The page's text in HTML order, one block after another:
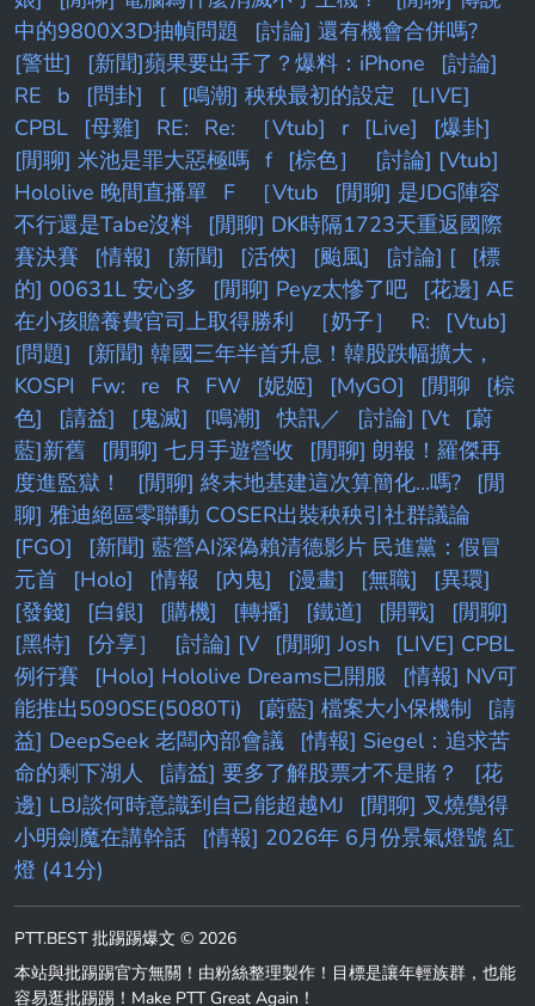
中的9800X3D抽幀問題
[討論] 還有機會合併嗎?
[警世]
[新聞]蘋果要出手了？爆料：iPhone
[討論]
RE
b [問卦] [ [鳴潮] 秧秧最初的設定
[LIVE]
CPBL
[母雞] RE: Re: ［Vtub] r [Live]
[爆卦]
[閒聊] 米池是罪大惡極嗎 f [棕色］
[討論] [Vtub]
Hololive 晚間直播單 F ［Vtub
[閒聊] 是JDG陣容
不行還是Tabe沒料
[閒聊] DK時隔1723天重返國際
賽決賽
[情報] [新聞] [活俠] [颱風] [討論] [
[標
的] 00631L 安心多
[閒聊] Peyz太慘了吧
[花邊] AE
在小孩贍養費官司上取得勝利
［奶子］ R:
[Vtub]
[問題]
[新聞] 韓國三年半首升息！韓股跌幅擴大，
KOSPI
Fw: re R FW [妮姬] [MyGO] [閒聊
[棕
色]
[請益] [鬼滅] [鳴潮] 快訊／ [討論] [Vt
[蔚
藍]新舊
[閒聊] 七月手遊營收
[閒聊] 朗報！羅傑再
度進監獄！
[閒聊] 終末地基建這次算簡化...嗎?
[閒
聊] 雅迪絕區零聯動 COSER出裝秧秧引社群議論
[FGO]
[新聞] 藍營AI深偽賴清德影片 民進黨：假冒
元首
[Holo] [情報 [內鬼] [漫畫] [無職]
[異環]
[發錢]
[白銀] [購機] [轉播] [鐵道] [開戰]
[閒聊]
[黑特]
[分享］ [討論] [V [閒聊] Josh
[LIVE] CPBL
例行賽
[Holo] Hololive Dreams已開服
[情報] NV可
能推出5090SE(5080Ti)
[蔚藍] 檔案大小保機制
[請
益] DeepSeek 老闆內部會議
[情報] Siegel：追求苦
命的剩下湖人
[請益] 要多了解股票才不是賭？
[花
邊] LBJ談何時意識到自己能超越MJ
[閒聊] 叉燒覺得
小明劍魔在講幹話
[情報] 2026年 6月份景氣燈號 紅
燈 (41分)
PTT.BEST 批踢踢爆文 © 2026
本站與批踢踢官方無關！由粉絲整理製作！目標是讓年輕族群，也能
容易逛批踢踢！Make PTT Great Again！